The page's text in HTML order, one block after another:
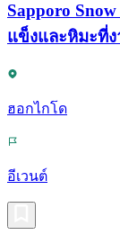
Sapporo
แข็งและหิมะที่
ฮอกไกโด
อีเวนต์